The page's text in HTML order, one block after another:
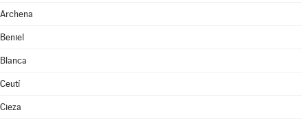
Archena
Beniel
Blanca
Ceutí
Cieza